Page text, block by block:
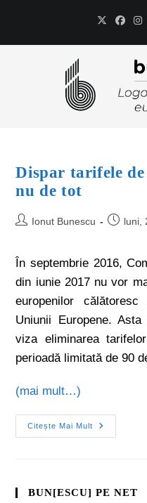
Dispar tarifele
nu de tot
Ionut Bunescu luni,
În septembrie 2016,
din iunie 2017 nu vor
europenilor
Uniunii Europene.
viza eliminarea
perioadă limitată de 90
(mai mult…)
Citește Mai Mult
BUN[ESCU] PE NET